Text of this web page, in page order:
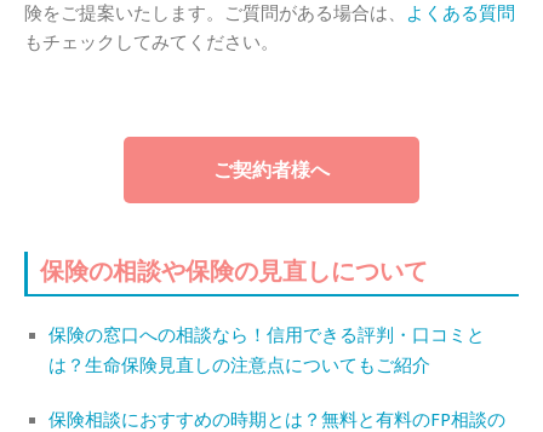
険をご提案いたします。ご質問がある場合は、
よくある質問
もチェックしてみてください。
ご契約者様へ
保険の相談や保険の見直しについて
保険の窓口への相談なら！信用できる評判・口コミと
は？生命保険見直しの注意点についてもご紹介
保険相談におすすめの時期とは？無料と有料のFP相談の